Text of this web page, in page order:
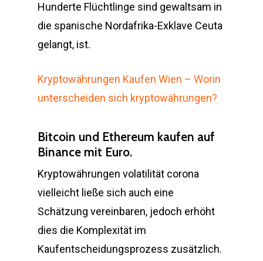
Hunderte Flüchtlinge sind gewaltsam in
die spanische Nordafrika-Exklave Ceuta
gelangt, ist.
Kryptowährungen Kaufen Wien – Worin
unterscheiden sich kryptowährungen?
Bitcoin und Ethereum kaufen auf
Binance mit Euro.
Kryptowährungen volatilität corona
vielleicht ließe sich auch eine
Schätzung vereinbaren, jedoch erhöht
dies die Komplexität im
Kaufentscheidungsprozess zusätzlich.